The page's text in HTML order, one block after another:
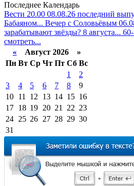
Последнее Календарь
Вести 20.00 08.08.26 последний
Бабаяном... Вечер с Соловьёвым
зарабатывают звёзды? 8 августа...
смотреть...
« Август 2026 »
Пн Вт Ср Чт Пт Сб Вс
1
2
3
4 5 6 7 8
9
10 11 12 13 14 15 16
17 18 19 20 21 22 23
24 25 26 27 28 29 30
31